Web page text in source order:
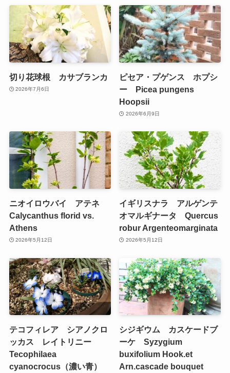
切り花球根 カサブランカ
2026年7月6日
ピセア・プゲンス ホプシ
ー Picea pungens
Hoopsii
2026年6月9日
ニオイロウバイ アテネ
Calycanthus florid vs.
Athens
2026年5月12日
イギリスナラ アルゲンテ
オマルギナータ Quercus
robur Argenteomarginata
2026年5月12日
テコフィレア シアノクロ
ッカス レイトリニー
Tecophilaea
cyanocrocus（濃い青）
シジギウム カスケードブ
ーケ Syzygium
buxifolium Hook.et
Arn.cascade bouquet